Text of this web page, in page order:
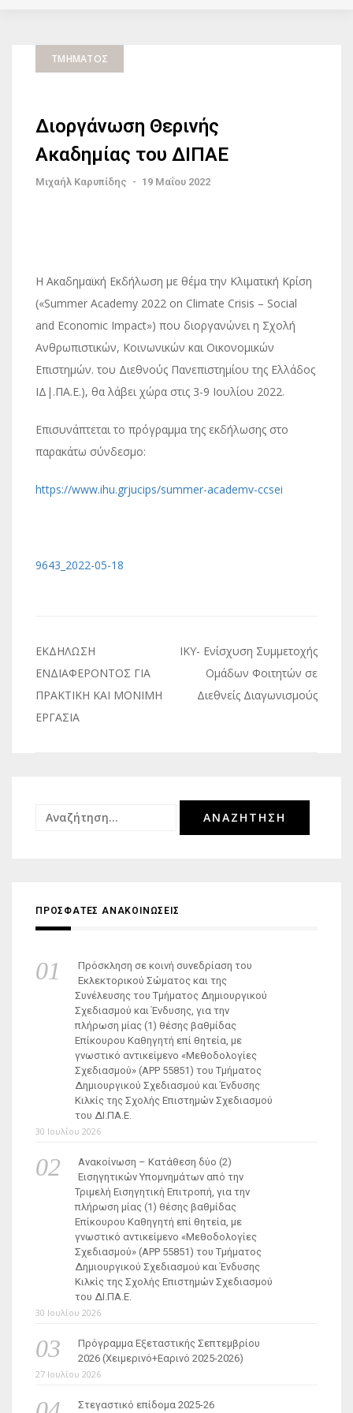
ΤΜΉΜΑΤΟΣ
Διοργάνωση Θερινής
Ακαδημίας του ΔΙΠΑΕ
Μιχαήλ Καρυπίδης - 19 Μαΐου 2022
Η Ακαδημαϊκή Εκδήλωση με θέμα την Κλιματική Κρίση
(«Summer Academy 2022 on Climate Crisis – Social
and Economic Impact») που διοργανώνει η Σχολή
Ανθρωπιστικών, Κοινωνικών και Οικονομικών
Επιστημών. του Διεθνούς Πανεπιστημίου της Ελλάδος
ΙΔ|.ΠΑ.Ε.), θα λάβει χώρα στις 3-9 Ιουλίου 2022.
Επισυνάπτεται το πρόγραμμα της εκδήλωσης στο
παρακάτω σύνδεσμο:
https://www.ihu.grjucips/summer-academv-ccsei
9643_2022-05-18
Πλοήγηση
άρθρων
ΕΚΔΗΛΩΣΗ
ΕΝΔΙΑΦΕΡΟΝΤΟΣ ΓΙΑ
ΠΡΑΚΤΙΚΗ ΚΑΙ ΜΟΝΙΜΗ
ΕΡΓΑΣΙΑ
ΙΚΥ- Ενίσχυση Συμμετοχής
Ομάδων Φοιτητών σε
Διεθνείς Διαγωνισμούς
Αναζήτηση
ΠΡΟΣΦΑΤΕΣ ΑΝΑΚΟΙΝΩΣΕΙΣ
Πρόσκληση σε κοινή συνεδρίαση του
Εκλεκτορικού Σώματος και της
Συνέλευσης του Τμήματος Δημιουργικού
Σχεδιασμού και Ένδυσης, για την
πλήρωση μίας (1) θέσης βαθμίδας
Επίκουρου Καθηγητή επί θητεία, με
γνωστικό αντικείμενο «Μεθοδολογίες
Σχεδιασμού» (ΑΡΡ 55851) του Τμήματος
Δημιουργικού Σχεδιασμού και Ένδυσης
Κιλκίς της Σχολής Επιστημών Σχεδιασμού
του ΔΙ.ΠΑ.Ε.
30 Ιουλίου 2026
Ανακοίνωση – Κατάθεση δύο (2)
Εισηγητικών Υπομνημάτων από την
Τριμελή Εισηγητική Επιτροπή, για την
πλήρωση μίας (1) θέσης βαθμίδας
Επίκουρου Καθηγητή επί θητεία, με
γνωστικό αντικείμενο «Μεθοδολογίες
Σχεδιασμού» (ΑΡΡ 55851) του Τμήματος
Δημιουργικού Σχεδιασμού και Ένδυσης
Κιλκίς της Σχολής Επιστημών Σχεδιασμού
του ΔΙ.ΠΑ.Ε.
30 Ιουλίου 2026
Πρόγραμμα Εξεταστικής Σεπτεμβρίου
2026 (Χειμερινό+Εαρινό 2025-2026)
27 Ιουλίου 2026
Στεγαστικό επίδομα 2025-26